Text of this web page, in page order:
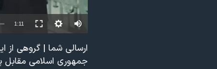
1:11
جمهوری اسلامی مقابل